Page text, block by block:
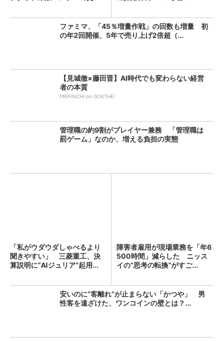
ファミマ、「45％増量作戦」の回数も増量 初
の年2回開催、5年で売り上げ2倍超（...
【見城徹×藤田晋】AI時代でも変わらない経営
者の本質
PR(FINCHI on GOETHE)
管理職の約9割がプレイヤー兼務 「管理職は
罰ゲーム」なのか、増える負担の実態
「私がウダウダしゃべるより
聞きやすい」 三菱重工、決
算説明に“AIジュリア”起用...
障害者雇用が現場業務を「年6
500時間」減らした ニッス
イの“思考の転換”がすご...
安いのに“客離れ”が止まらない「かつや」 男
性客を遠ざけた、ワンコインの壁とは？...